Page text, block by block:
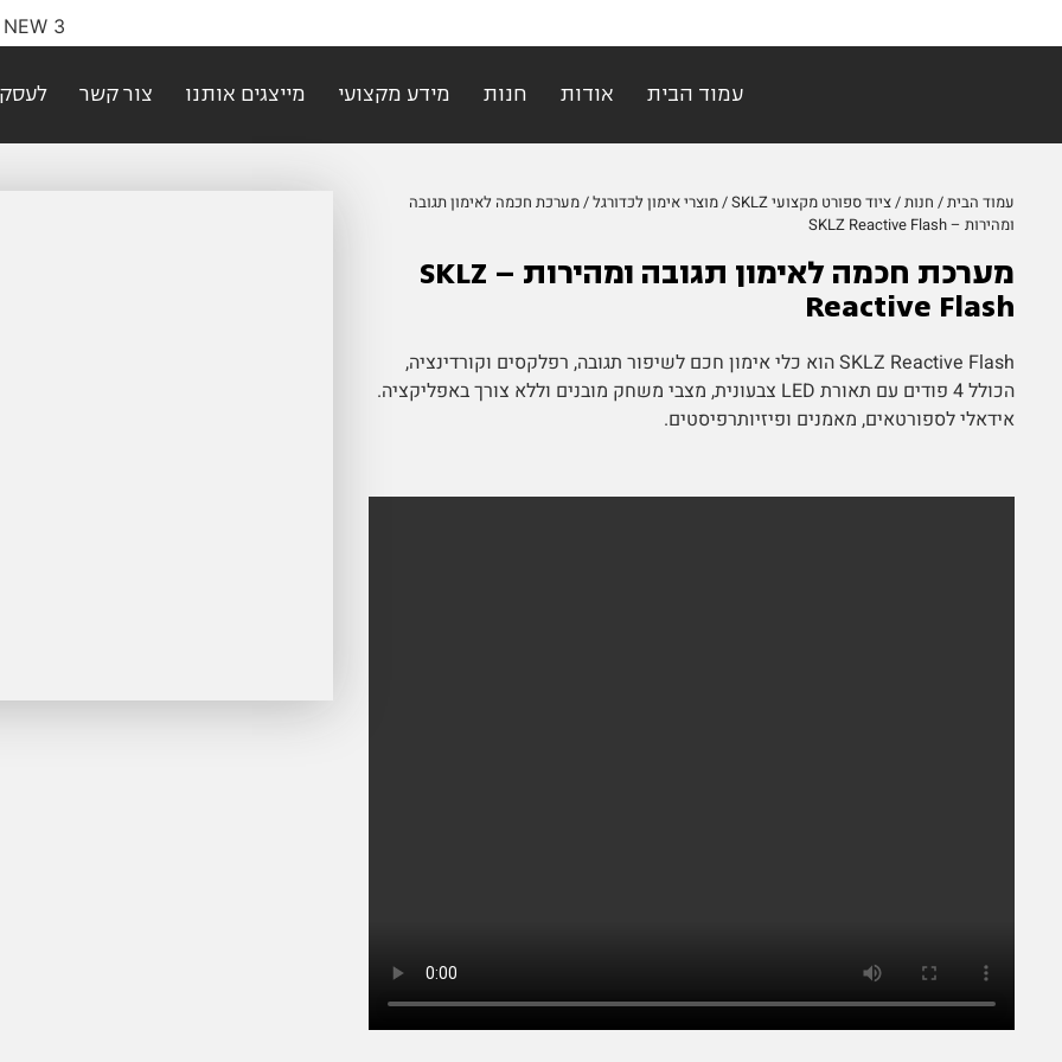
עמוד הבית אודות חנות מידע מקצועי מייצגים אותנו צור קשר
עמוד הבית/ חנות/ציוד ספורט מקצועי SKLZ /מוצרי אימון לכדורגל/ מערכת חכמה לאימון תגובה
ומהירות – SKLZ Reactive Flash
מערכת חכמה לאימון תגובה ומהירות – SKLZ
Reactive Flash
SKLZ Reactive Flash הוא כלי אימון חכם לשיפור תגובה, רפלקסים וקורדינציה,
הכולל 4 פודים עם תאורת LED צבעונית, מצבי משחק מובנים וללא צורך באפליקציה.
אידאלי לספורטאים, מאמנים ופיזיותרפיסטים.